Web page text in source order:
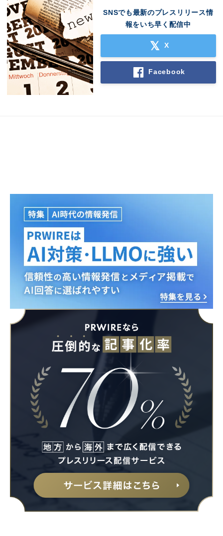
SNSでも最新のプレスリリース情
報をいち早く配信中
X
Facebook
Japanese
English